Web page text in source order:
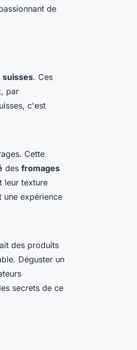
de
suisses. Ces
par
c'est
Cette
des fromages
leur texture
expérience
des produits
Déguster un
secrets de ce